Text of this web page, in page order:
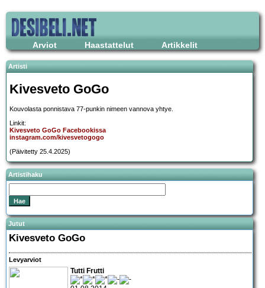
Arviot Haastattelut Artikkelit
Artisti
Kivesveto GoGo
Kouvolasta ponnistava 77-punkin nimeen vannova yhtye.
Linkit:
Kivesveto GoGo Facebookissa
instagram.com/kivesvetogogo
(Päivitetty 25.4.2025)
Artistihaku
Jutut
Kivesveto GoGo
Levyarviot
Tutti Frutti